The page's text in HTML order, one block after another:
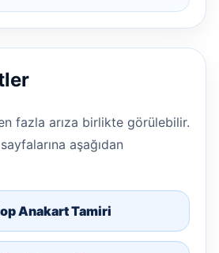
fazla arıza birlikte görülebilir.
aşağıdan
Anakart Tamiri